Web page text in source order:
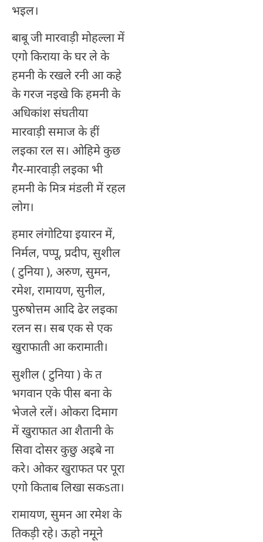
भइल।
बाबू जी मारवाड़ी मोहल्ला में
एगो किराया के घर ले के
हमनी के रखले रनी आ कहे
के गरज नइखे कि हमनी के
अधिकांश संघतीया
मारवाड़ी समाज के हीं
लइका रल स। ओहिमे कुछ
गैर-मारवाड़ी लइका भी
हमनी के मित्र मंडली में रहल
लोग।
हमार लंगोटिया इयारन में,
निर्मल, पप्पू, प्रदीप, सुशील
( टुनिया ), अरुण, सुमन,
रमेश, रामायण, सुनील,
पुरुषोत्तम आदि ढेर लइका
रलन स। सब एक से एक
खुराफाती आ करामाती।
सुशील ( टुनिया ) के त
भगवान एके पीस बना के
भेजले रलें। ओकरा दिमाग
में खुराफात आ शैतानी के
सिवा दोसर कुछु अइबे ना
करे। ओकर खुराफत पर पूरा
एगो किताब लिखा सकsता।
रामायण, सुमन आ रमेश के
तिकड़ी रहे। ऊहो नमूने